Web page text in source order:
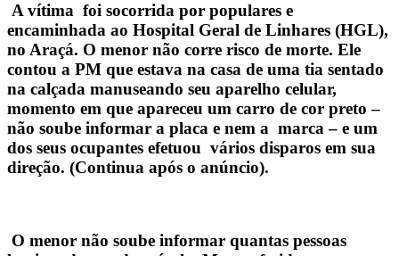
A vítima foi socorrida por populares e
encaminhada ao Hospital Geral de Linhares (HGL),
no Araçá. O menor não corre risco de morte. Ele
contou a PM que estava na casa de uma tia sentado
na calçada manuseando seu aparelho celular,
momento em que apareceu um carro de cor preto –
não soube informar a placa e nem a marca – e um
dos seus ocupantes efetuou vários disparos em sua
direção. (Continua após o anúncio).
O menor não soube informar quantas pessoas